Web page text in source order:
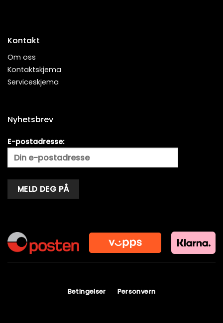
Kontakt
Om oss
Kontaktskjema
Serviceskjema
Nyhetsbrev
E-postadresse:
Betingelser Personvern